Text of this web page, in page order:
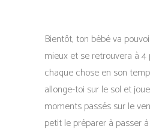
Bientôt, ton bébé va
mieux et se retrouvera à 4
chaque chose en son
allonge-toi sur le sol et
moments passés sur le
petit le préparer à passer